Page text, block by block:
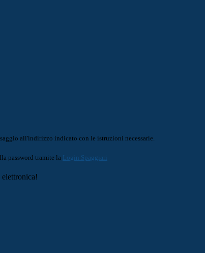
all'indirizzo indicato con le istruzioni necessarie.
password tramite la Login Spaggiari